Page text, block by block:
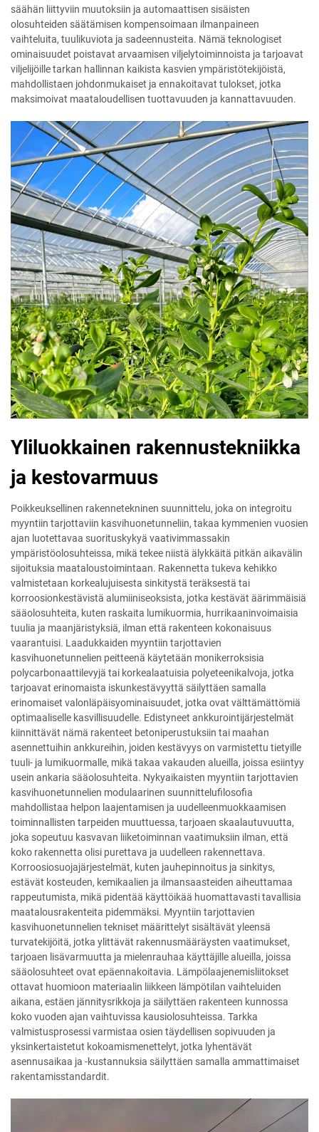
säähän liittyviin muutoksiin ja automaattisen sisäisten
olosuhteiden säätämisen kompensoimaan ilmanpaineen
vaihteluita, tuulikuviota ja sadeennusteita. Nämä teknologiset
ominaisuudet poistavat arvaamisen viljelytoiminnoista ja tarjoavat
viljelijöille tarkan hallinnan kaikista kasvien ympäristötekijöistä,
mahdollistaen johdonmukaiset ja ennakoitavat tulokset, jotka
maksimoivat maataloudellisen tuottavuuden ja kannattavuuden.
Yliluokkainen rakennustekniikka
ja kestovarmuus
Poikkeuksellinen rakennetekninen suunnittelu, joka on integroitu
myyntiin tarjottaviin kasvihuonetunneliin, takaa kymmenien vuosien
ajan luotettavaa suorituskykyä vaativimmassakin
ympäristöolosuhteissa, mikä tekee niistä älykkäitä pitkän aikavälin
sijoituksia maataloustoimintaan. Rakennetta tukeva kehikko
valmistetaan korkealujuisesta sinkitystä teräksestä tai
korroosionkestävistä alumiiniseoksista, jotka kestävät äärimmäisiä
sääolosuhteita, kuten raskaita lumikuormia, hurrikaaninvoimaisia
tuulia ja maanjäristyksiä, ilman että rakenteen kokonaisuus
vaarantuisi. Laadukkaiden myyntiin tarjottavien
kasvihuonetunnelien peitteenä käytetään monikerroksisia
polycarbonaattilevyjä tai korkealaatuisia polyeteenikalvoja, jotka
tarjoavat erinomaista iskunkestävyyttä säilyttäen samalla
erinomaiset valonläpäisyominaisuudet, jotka ovat välttämättömiä
optimaaliselle kasvillisuudelle. Edistyneet ankkurointijärjestelmät
kiinnittävät nämä rakenteet betoniperustuksiin tai maahan
asennettuihin ankkureihin, joiden kestävyys on varmistettu tietyille
tuuli- ja lumikuormalle, mikä takaa vakauden alueilla, joissa esiintyy
usein ankaria sääolosuhteita. Nykyaikaisten myyntiin tarjottavien
kasvihuonetunnelien modulaarinen suunnittelufilosofia
mahdollistaa helpon laajentamisen ja uudelleenmuokkaamisen
toiminnallisten tarpeiden muuttuessa, tarjoaen skaalautuvuutta,
joka sopeutuu kasvavan liiketoiminnan vaatimuksiin ilman, että
koko rakennetta olisi purettava ja uudelleen rakennettava.
Korroosiosuojajärjestelmät, kuten jauhepinnoitus ja sinkitys,
estävät kosteuden, kemikaalien ja ilmansaasteiden aiheuttamaa
rappeutumista, mikä pidentää käyttöikää huomattavasti tavallisia
maatalousrakenteita pidemmäksi. Myyntiin tarjottavien
kasvihuonetunnelien tekniset määrittelyt sisältävät yleensä
turvatekijöitä, jotka ylittävät rakennusmääräysten vaatimukset,
tarjoaen lisävarmuutta ja mielenrauhaa käyttäjille alueilla, joissa
sääolosuhteet ovat epäennakoitavia. Lämpölaajenemisliitokset
ottavat huomioon materiaalin liikkeen lämpötilan vaihteluiden
aikana, estäen jännitysrikkoja ja säilyttäen rakenteen kunnossa
koko vuoden ajan vaihtuvissa kausiolosuhteissa. Tarkka
valmistusprosessi varmistaa osien täydellisen sopivuuden ja
yksinkertaistetut kokoamismenettelyt, jotka lyhentävät
asennusaikaa ja -kustannuksia säilyttäen samalla ammattimaiset
rakentamisstandardit.